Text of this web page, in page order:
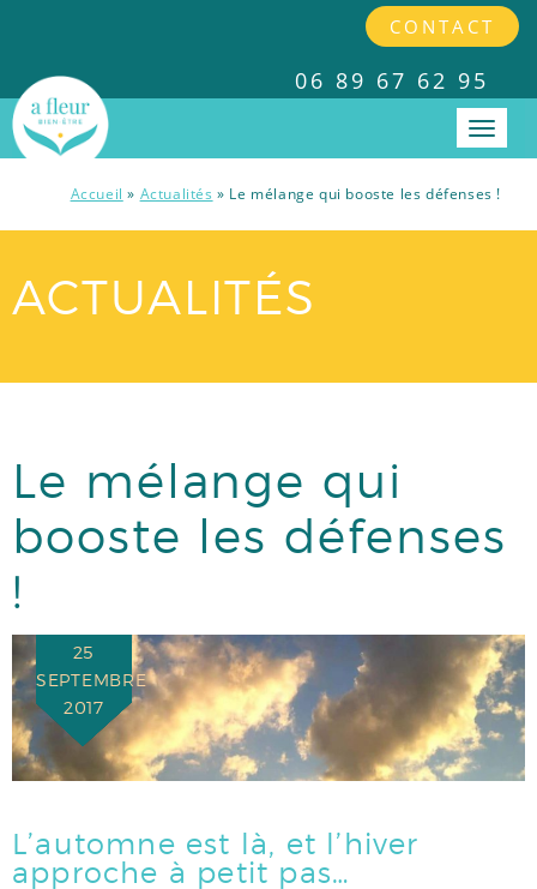
CONTACT
06 89 67 62 95
PRESTATIONS
INTERVENTIONS EN ENTREPRISES
A PROPOS
TÉMOIGNAGES
ACTUS
Accueil » Actualités » Le mélange qui booste les défenses !
ACTUALITÉS
Le mélange qui
booste les défenses
!
25
SEPTEMBRE
2017
L’automne est là, et l’hiver
approche à petit pas…